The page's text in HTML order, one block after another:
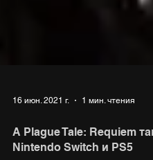
16 июн. 2021 г. 1 мин. чтения